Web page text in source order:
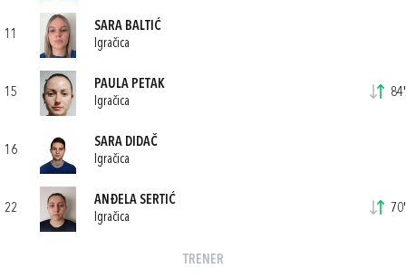
11
SARA BALTIĆ
Igračica
15
PAULA PETAK
Igračica
84'
16
SARA DIDAČ
Igračica
22
ANĐELA SERTIĆ
Igračica
70'
TRENER